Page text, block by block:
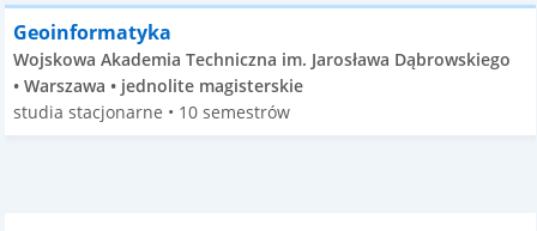
Geoinformatyka
Wojskowa Akademia Techniczna im. Jarosława Dąbrowskiego
• Warszawa • jednolite magisterskie
studia stacjonarne • 10 semestrów